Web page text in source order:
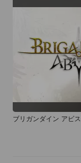
ブリガンダイン アビス